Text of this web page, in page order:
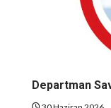
Departman